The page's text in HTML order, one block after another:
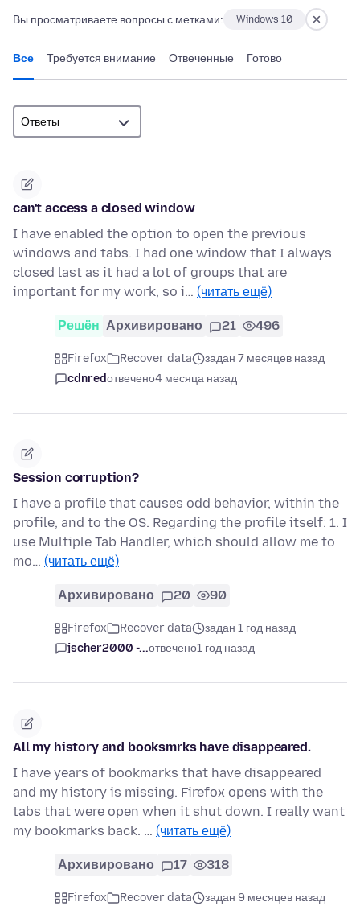
Вы просматриваете вопросы с метками: Windows 10
Все Требуется внимание Отвеченные Готово
can't access a closed window
I have enabled the option to open the previous
windows and tabs. I had one window that I always
closed last as it had a lot of groups that are
important for my work, so i… (читать ещё)
Решён Архивировано 21 496
Firefox Recover data
задан 7 месяцев назад
cdnredотвечено4 месяца назад
Session corruption?
I have a profile that causes odd behavior, within the
profile, and to the OS. Regarding the profile itself: 1. I
use Multiple Tab Handler, which should allow me to
mo… (читать ещё)
Архивировано 20 90
Firefox Recover data
задан 1 год назад
jscher2000 -...отвечено1 год назад
All my history and booksmrks have disappeared.
I have years of bookmarks that have disappeared
and my history is missing. Firefox opens with the
tabs that were open when it shut down. I really want
my bookmarks back. … (читать ещё)
Архивировано 17 318
Firefox Recover data
задан 9 месяцев назад